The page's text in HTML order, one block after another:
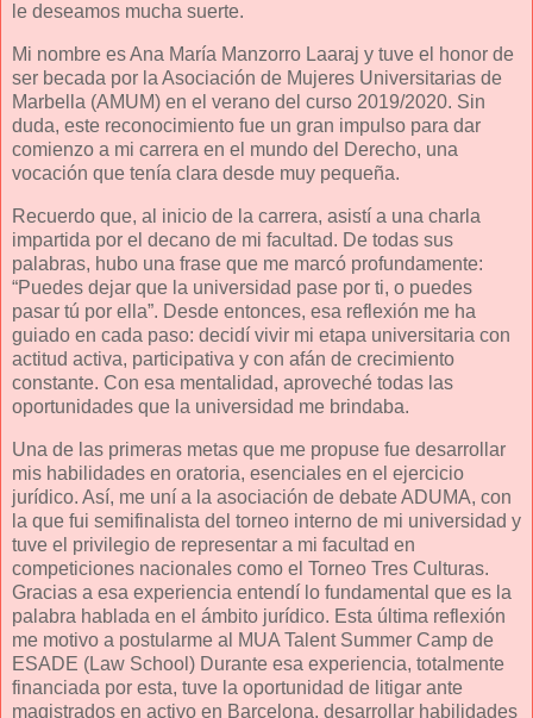
le deseamos mucha suerte.
Mi nombre es Ana María Manzorro Laaraj y tuve el honor de
ser becada por la Asociación de Mujeres Universitarias de
Marbella (AMUM) en el verano del curso 2019/2020. Sin
duda, este reconocimiento fue un gran impulso para dar
comienzo a mi carrera en el mundo del Derecho, una
vocación que tenía clara desde muy pequeña.
Recuerdo que, al inicio de la carrera, asistí a una charla
impartida por el decano de mi facultad. De todas sus
palabras, hubo una frase que me marcó profundamente:
“Puedes dejar que la universidad pase por ti, o puedes
pasar tú por ella”. Desde entonces, esa reflexión me ha
guiado en cada paso: decidí vivir mi etapa universitaria con
actitud activa, participativa y con afán de crecimiento
constante. Con esa mentalidad, aproveché todas las
oportunidades que la universidad me brindaba.
Una de las primeras metas que me propuse fue desarrollar
mis habilidades en oratoria, esenciales en el ejercicio
jurídico. Así, me uní a la asociación de debate ADUMA, con
la que fui semifinalista del torneo interno de mi universidad y
tuve el privilegio de representar a mi facultad en
competiciones nacionales como el Torneo Tres Culturas.
Gracias a esa experiencia entendí lo fundamental que es la
palabra hablada en el ámbito jurídico. Esta última reflexión
me motivo a postularme al MUA Talent Summer Camp de
ESADE (Law School) Durante esa experiencia, totalmente
financiada por esta, tuve la oportunidad de litigar ante
magistrados en activo en Barcelona, desarrollar habilidades